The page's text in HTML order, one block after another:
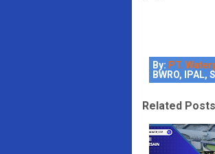
By: PT.
BWRO,
Related